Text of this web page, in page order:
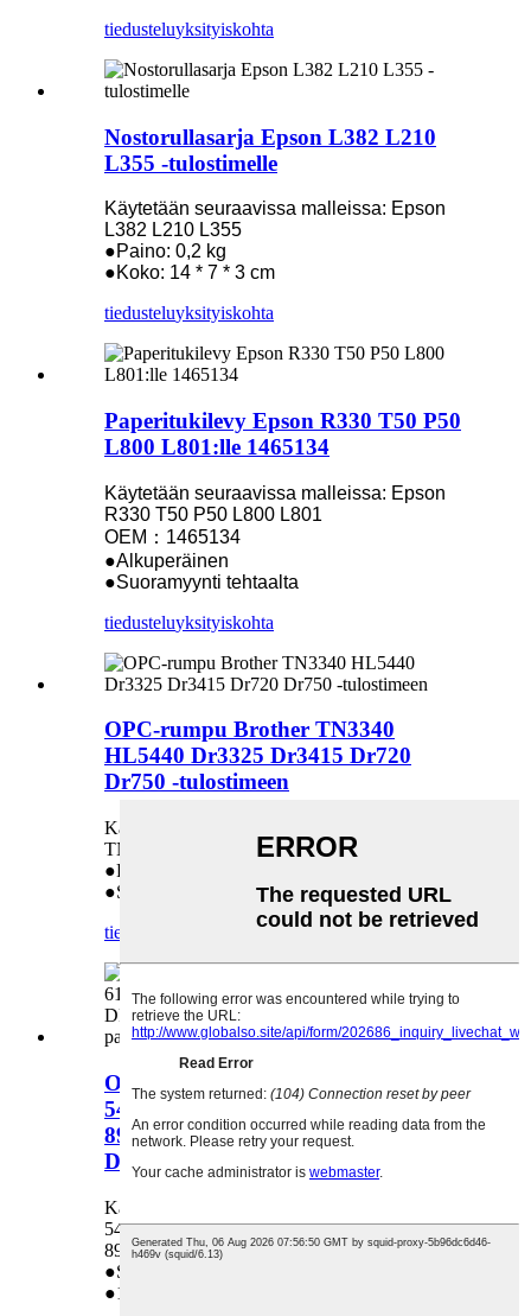
tiedusteluyksityiskohta
Nostorullasarja Epson L382 L210
L355 -tulostimelle
Käytetään seuraavissa malleissa: Epson
L382 L210 L355
●Paino: 0,2 kg
●Koko: 14 * 7 * 3 cm
tiedusteluyksityiskohta
Paperitukilevy Epson R330 T50 P50
L800 L801:lle 1465134
Käytetään seuraavissa malleissa: Epson
R330 T50 P50 L800 L801
OEM：1465134
●Alkuperäinen
●Suoramyynti tehtaalta
tiedusteluyksityiskohta
OPC-rumpu Brother TN3340
HL5440 Dr3325 Dr3415 Dr720
Dr750 -tulostimeen
Käytetään seuraavissa malleissa: Brother
TN3340 HL5440 Dr3325 Dr3415 Dr720 Dr750
●Pitkä käyttöikä
●Suoramyynti tehtaalta
tiedustelu
yksityiskohta
OPC-rumpu Brother HL-5440 5450
5470 6180 MFC-8510 8710 8910
8950 (DR720 DR750 DR3335
DR3350) alkuperäiseen pakkaukseen.
Käytetään seuraavissa malleissa: Brother HL-
5440 5450 5470 6180 MFC-8510 8710 8910
8950
●Suoramyynti tehtaalta
●1:1 vaihto, jos laatuongelma